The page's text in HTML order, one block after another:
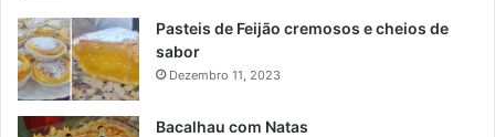
Pasteis de Feijão cremosos e cheios de
sabor
Dezembro 11, 2023
Bacalhau com Natas